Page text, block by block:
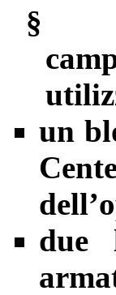
§
un
due